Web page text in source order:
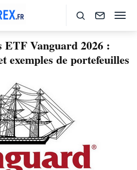
ETF Vanguard 2026 :
exemples de portefeuilles